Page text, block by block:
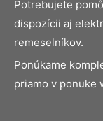
Potrebujete
dispozícii aj
remeselníkov.
Ponúkame
priamo v ponuke